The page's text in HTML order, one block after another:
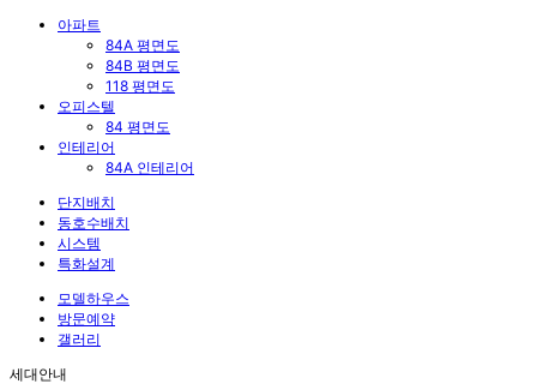
아파트
84A 평면도
84B 평면도
118 평면도
오피스텔
84 평면도
인테리어
84A 인테리어
단지배치
동호수배치
시스템
특화설계
모델하우스
방문예약
갤러리
세대안내